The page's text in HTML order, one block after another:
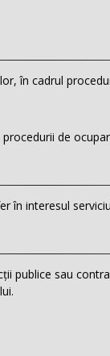
în cadrul
de
în interesul
publice sau